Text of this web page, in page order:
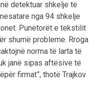
detektuar shkelje të
nga 94 shkelje
Punëtorët e tekstilit
shumë probleme. Rroga
norma të larta të
janë sipas aftësive të
firmat”, thotë Trajkov